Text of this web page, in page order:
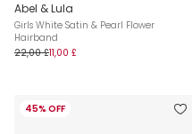
Abel & Lula
Girls White Satin & Pearl Flower
Hairband
22,00 £11,00 £
45% OFF